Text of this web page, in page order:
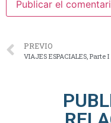
PREVIO
VIAJES ESPACIALES, Parte I